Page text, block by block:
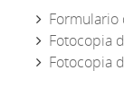
Formulario
Fotocopia
Fotocopia